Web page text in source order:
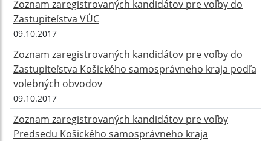
Zoznam zaregistrovaných kandidátov pre voľby do
Zastupiteľstva VÚC
09.10.2017
Zoznam zaregistrovaných kandidátov pre voľby do
Zastupiteľstva Košického samosprávneho kraja podľa
volebných obvodov
09.10.2017
Zoznam zaregistrovaných kandidátov pre voľby
Predsedu Košického samosprávneho kraja